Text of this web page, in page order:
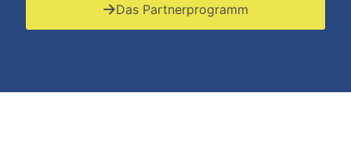
Das Partnerprogramm